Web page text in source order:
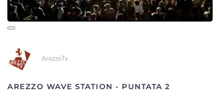
ArezzoTv
AREZZO WAVE STATION - PUNTATA 2